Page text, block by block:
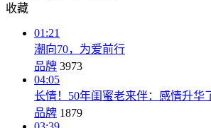
收藏
01:21
潮向70，为爱前行
品牌 3973
04:05
长情！50年闺蜜老来伴：感情升华
品牌 1879